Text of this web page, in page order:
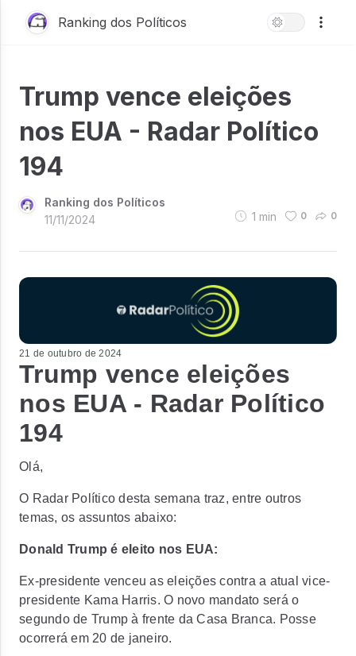
Ranking dos Políticos
Trump vence eleições
nos EUA - Radar Político
194
Ranking dos Políticos
11/11/2024
1 min 0 0
21 de outubro de 2024
Trump vence eleições
nos EUA - Radar Político
194
Olá,
O Radar Político desta semana traz, entre outros
temas, os assuntos abaixo:
Donald Trump é eleito nos EUA:
Ex-presidente venceu as eleições contra a atual vice-
presidente Kama Harris. O novo mandato será o
segundo de Trump à frente da Casa Branca. Posse
ocorrerá em 20 de janeiro.